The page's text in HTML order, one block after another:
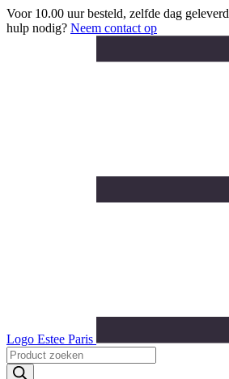
Voor 10.00 uur besteld, zelfde dag geleverd
hulp nodig? Neem contact op
Logo Estee Paris
Producten
zoeken